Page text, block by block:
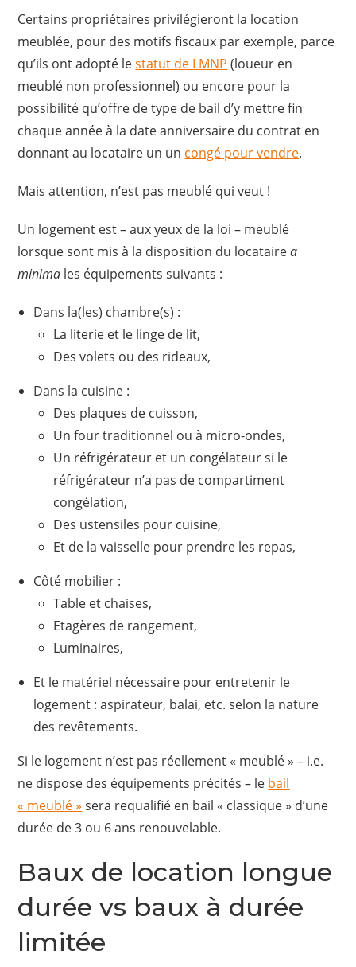
Certains propriétaires privilégieront la location
meublée, pour des motifs fiscaux par exemple, parce
qu’ils ont adopté lestatut de LMNP (loueur en
meublé non professionnel) ou encore pour la
possibilité qu’offre de type de bail d’y mettre fin
chaque année à la date anniversaire du contrat en
donnant au locataire un un congé pour vendre.
Mais attention, n’est pas meublé qui veut !
Un logement est – aux yeux de la loi – meublé
lorsque sont mis à la disposition du locatairea
minima les équipements suivants :
Dans la(les) chambre(s) :
La literie et le linge de lit,
Des volets ou des rideaux,
Dans la cuisine :
Des plaques de cuisson,
Un four traditionnel ou à micro-ondes,
Un réfrigérateur et un congélateur si le
réfrigérateur n’a pas de compartiment
congélation,
Des ustensiles pour cuisine,
Et de la vaisselle pour prendre les repas,
Côté mobilier :
Table et chaises,
Etagères de rangement,
Luminaires,
Et le matériel nécessaire pour entretenir le
logement : aspirateur, balai, etc. selon la nature
des revêtements.
Si le logement n’est pas réellement « meublé » – i.e.
ne dispose des équipements précités – le bail
« meublé » sera requalifié en bail « classique » d’une
durée de 3 ou 6 ans renouvelable.
Baux de location longue
durée vs baux à durée
limitée